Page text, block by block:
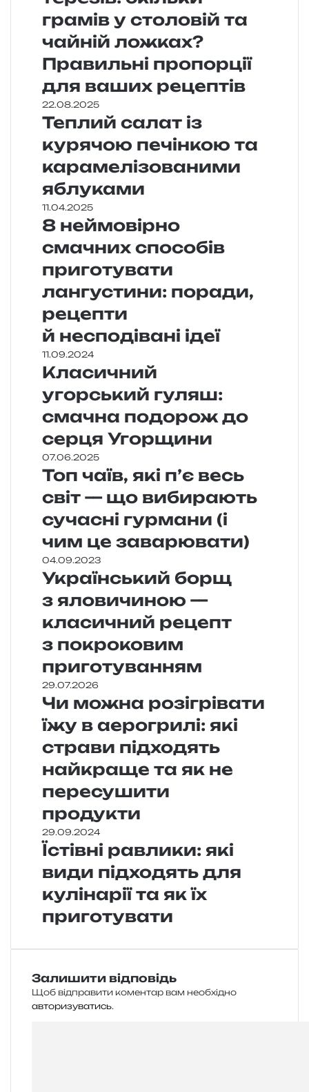
грамів у столовій та
чайній ложках?
Правильні пропорції
для ваших рецептів
22.08.2025
Теплий салат із
курячою печінкою та
карамелізованими
яблуками
11.04.2025
8 неймовірно
смачних способів
приготувати
лангустини: поради,
рецепти
й несподівані ідеї
11.09.2024
Класичний
угорський гуляш:
смачна подорож до
серця Угорщини
07.06.2025
Топ чаїв, які п’є весь
світ — що вибирають
сучасні гурмани (і
чим це заварювати)
04.09.2023
Український борщ
з яловичиною —
класичний рецепт
з покроковим
приготуванням
29.07.2026
Чи можна розігрівати
їжу в аерогрилі: які
страви підходять
найкраще та як не
пересушити
продукти
29.09.2024
Їстівні равлики: які
види підходять для
кулінарії та як їх
приготувати
Залишити відповідь
Щоб відправити коментар вам необхідно
авторизуватись.